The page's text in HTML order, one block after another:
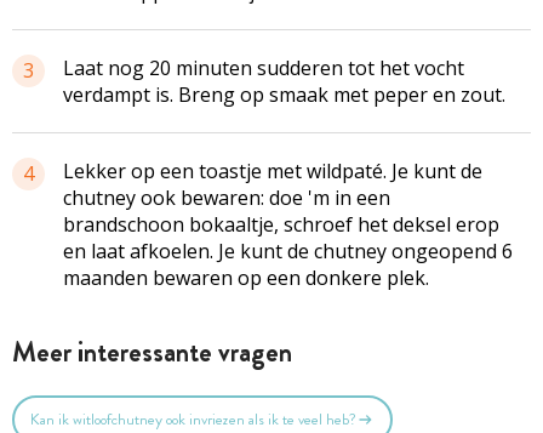
3
Laat nog 20 minuten sudderen tot het vocht
verdampt is. Breng op smaak met peper en zout.
4
Lekker op een toastje met wildpaté. Je kunt de
chutney ook bewaren: doe 'm in een
brandschoon bokaaltje, schroef het deksel erop
en laat afkoelen. Je kunt de chutney ongeopend 6
maanden bewaren op een donkere plek.
Meer interessante vragen
Kan ik witloofchutney ook invriezen als ik te veel heb?